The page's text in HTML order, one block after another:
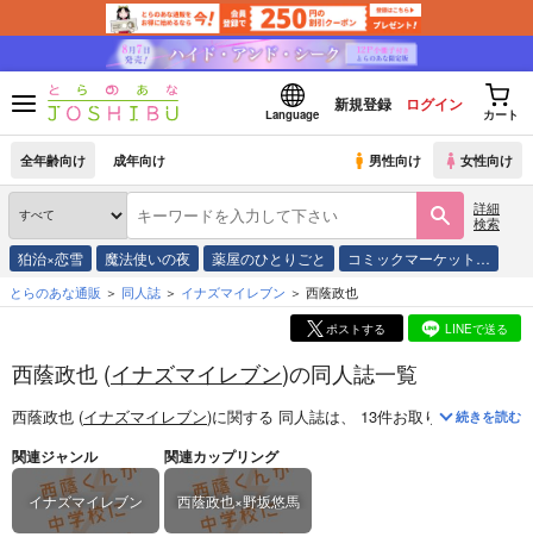
Language
新規登録 ログイン
カート
全年齢向け 成年向け 男性向け 女性向け
詳細
検索
狛治×恋雪 魔法使いの夜 薬屋のひとりごと コミックマーケット…
とらのあな通販 同人誌 イナズマイレブン 西蔭政也
ポストする LINEで送る
西蔭政也 (イナズマイレブン)の同人誌一覧
西蔭政也 (イナズマイレブン)に関する 同人誌は、 13件お取り扱いがござ
続きを読む
関連ジャンル
イナズマイレブン
関連カップリング
西蔭政也×野坂悠馬